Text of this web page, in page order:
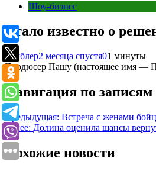
Шоу-бизнес
Стало известно о
Рамблер2 месяца спустя01 минуты
Продюсер Пашу (настоящее имя —
Навигация по записям
Предыдущая: Встреча с женами
Далее: Долина оценила шансы
Похожие новости